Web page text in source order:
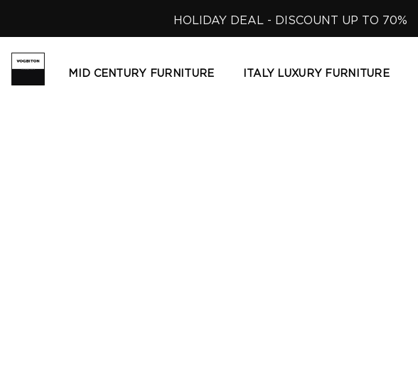
HOLIDAY DEAL - DISCOUNT UP TO 70%
MID CENTURY FURNITURE ITALY LUXURY FURNITURE